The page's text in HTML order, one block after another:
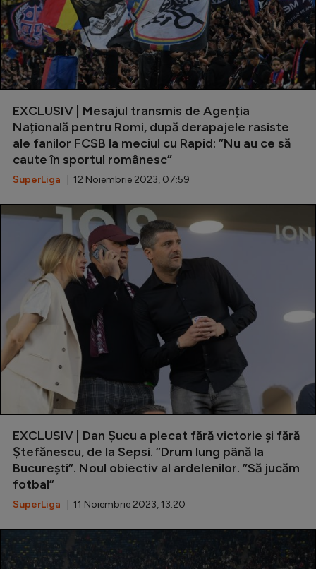
EXCLUSIV | Mesajul transmis de Agenția
Națională pentru Romi, după derapajele rasiste
ale fanilor FCSB la meciul cu Rapid: ”Nu au ce să
caute în sportul românesc”
SuperLiga | 12 Noiembrie 2023, 07:59
EXCLUSIV | Dan Șucu a plecat fără victorie și fără
Ștefănescu, de la Sepsi. ”Drum lung până la
București”. Noul obiectiv al ardelenilor. ”Să jucăm
fotbal”
SuperLiga | 11 Noiembrie 2023, 13:20